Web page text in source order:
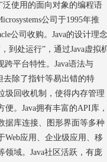
泛使用的面向对象的编程语
公司于1995年推
公司收购。Java的设计理念
到处运行”，通过Java虚拟
跨平台特性。Java语法与
去除了指针等易出错的特
圾回收机制，使得内存管理
便。Java拥有丰富的API库，
据库连接、图形界面等多种
Web应用、企业级应用、移
领域。Java社区活跃，有庞